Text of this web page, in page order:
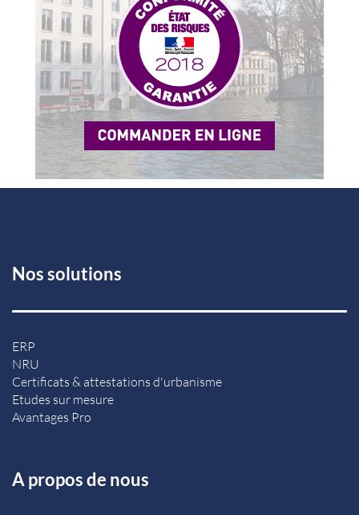
Nos solutions
ERP
NRU
Certificats & attestations d'urbanisme
Etudes sur mesure
Avantages Pro
A propos de nous